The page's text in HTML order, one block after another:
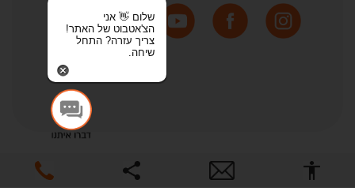
שלום 👋 אני
הצ'אטבוט של האתר!
צריך עזרה? התחל
שיחה.